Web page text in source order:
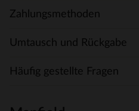
Zahlungsmethoden
Umtausch und Rückgabe
Häufig gestellte Fragen